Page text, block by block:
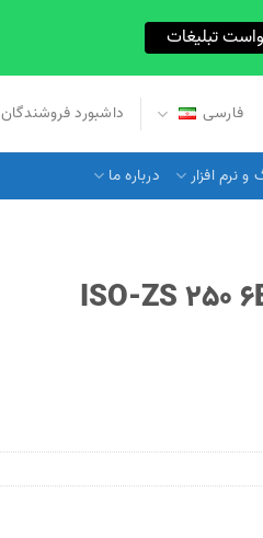
فارسی داشبورد فروشندگان
و نرم افزار درباره ما
تبلیغات